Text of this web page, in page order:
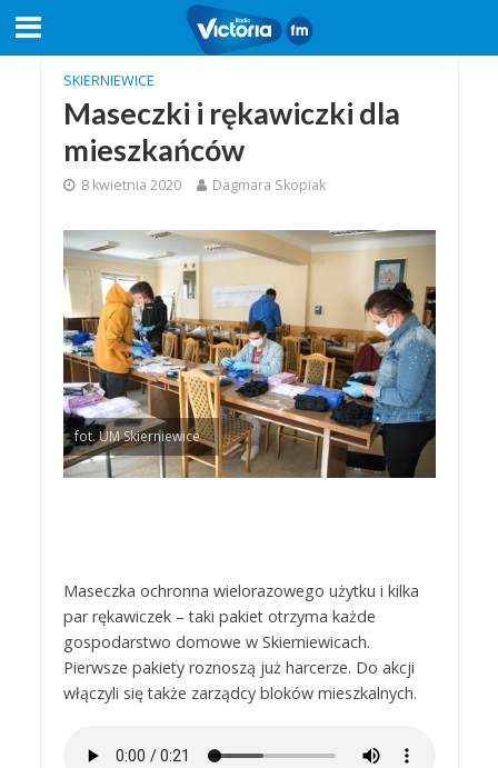
SKIERNIEWICE
Maseczki i rękawiczki dla
mieszkańców
8 kwietnia 2020 Dagmara Skopiak
fot. UM Skierniewice
Maseczka ochronna wielorazowego użytku i kilka
par rękawiczek – taki pakiet otrzyma każde
gospodarstwo domowe w Skierniewicach.
Pierwsze pakiety roznoszą już harcerze. Do akcji
włączyli się także zarządcy bloków mieszkalnych.